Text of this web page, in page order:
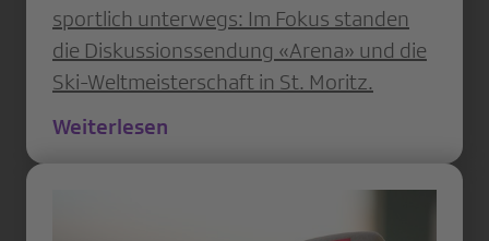
sportlich unterwegs: Im Fokus standen
die Diskussionssendung «Arena» und die
Ski-Weltmeisterschaft in St. Moritz.
Weiterlesen